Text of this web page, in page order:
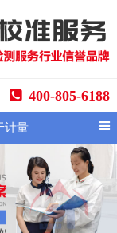
400-805-6188
计量